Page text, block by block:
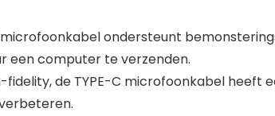
ondersteunt
een computer te verzenden.
fidelity, de TYPE-C microfoonkabel